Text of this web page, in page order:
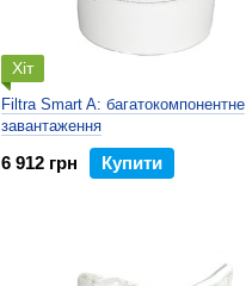
Хіт
Filtrа Smart A: багатокомпонентне
завантаження
6 912 грн Купити